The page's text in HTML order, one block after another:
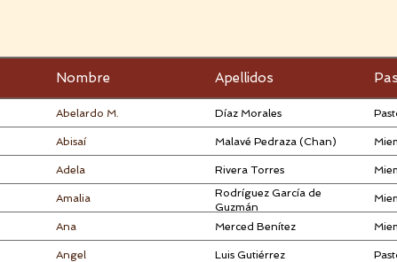
Nombre Apellidos
Abelardo M. Díaz Morales
Abisaí Malavé Pedraza (Chan)
Adela Rivera Torres
Amalia
Rodríguez García de
Guzmán
Ana Merced Benítez
Angel Luis Gutiérrez